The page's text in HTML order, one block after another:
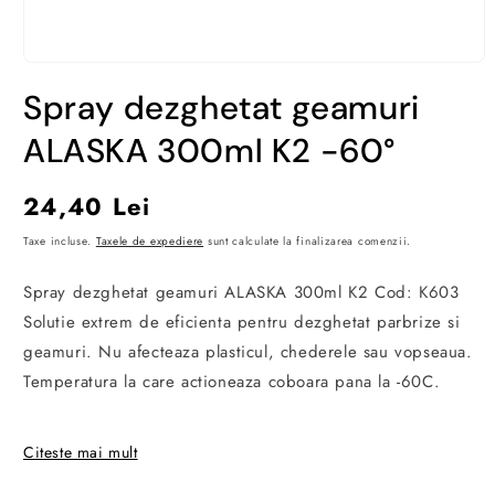
media
1
o
Spray dezghetat geamuri
ALASKA 300ml K2 -60°
Preț
obișnuit
24,40 Lei
Taxe incluse. Taxele de expediere sunt calculate la finalizarea comenzii.
Spray dezghetat geamuri ALASKA 300ml K2 Cod: K603
Solutie extrem de eficienta pentru dezghetat parbrize si
geamuri. Nu afecteaza plasticul, chederele sau vopseaua.
Temperatura la care actioneaza coboara pana la -60C.
Citeste mai mult